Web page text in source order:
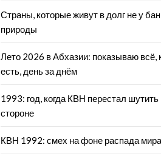
Страны, которые живут в долг не у
природы
Лето 2026 в Абхазии: показываю всё,
есть, день за днём
1993: год, когда КВН перестал шутить
стороне
КВН 1992: смех на фоне распада мира